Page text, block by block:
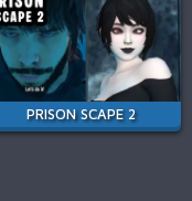
PRISON SCAPE 2